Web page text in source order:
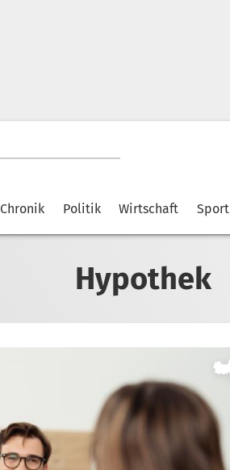
Chronik Politik Wirtschaft Sport
Hypothek